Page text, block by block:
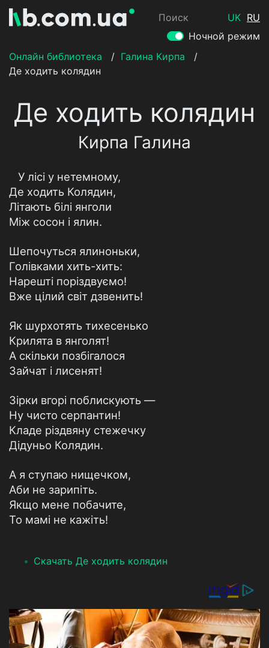
Поиск UK RU
Ночной режим
Онлайн библиотека
/ Галина Кирпа
/
Де ходить колядин
Де ходить колядин
Кирпа Галина
У лісі у нетемному,
Де ходить Колядин,
Літають білі янголи
Між сосон і ялин.
Шепочуться ялиноньки,
Голівками хить-хить:
Нарешті поріздвуємо!
Вже цілий світ дзвенить!
Як шурхотять тихесенько
Крилята в янголят!
А скільки позбігалося
Зайчат і лисенят!
Зірки вгорі поблискують —
Ну чисто серпантин!
Кладе різдвяну стежечку
Дідуньо Колядин.
А я ступаю нищечком,
Аби не зарипіть.
Якщо мене побачите,
То мамі не кажіть!
Скачать Де ходить колядин